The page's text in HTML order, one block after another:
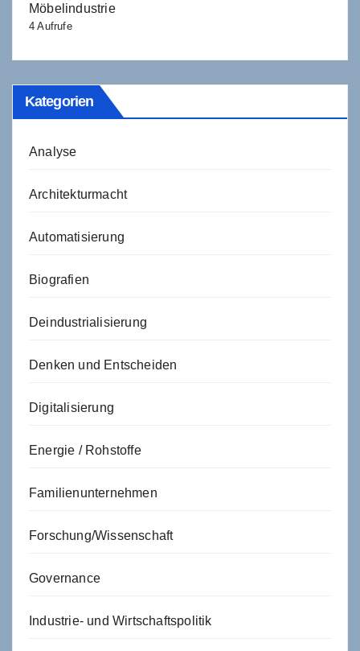
Möbelindustrie
4 Aufrufe
Kategorien
Analyse
Architekturmacht
Automatisierung
Biografien
Deindustrialisierung
Denken und Entscheiden
Digitalisierung
Energie / Rohstoffe
Familienunternehmen
Forschung/Wissenschaft
Governance
Industrie- und Wirtschaftspolitik